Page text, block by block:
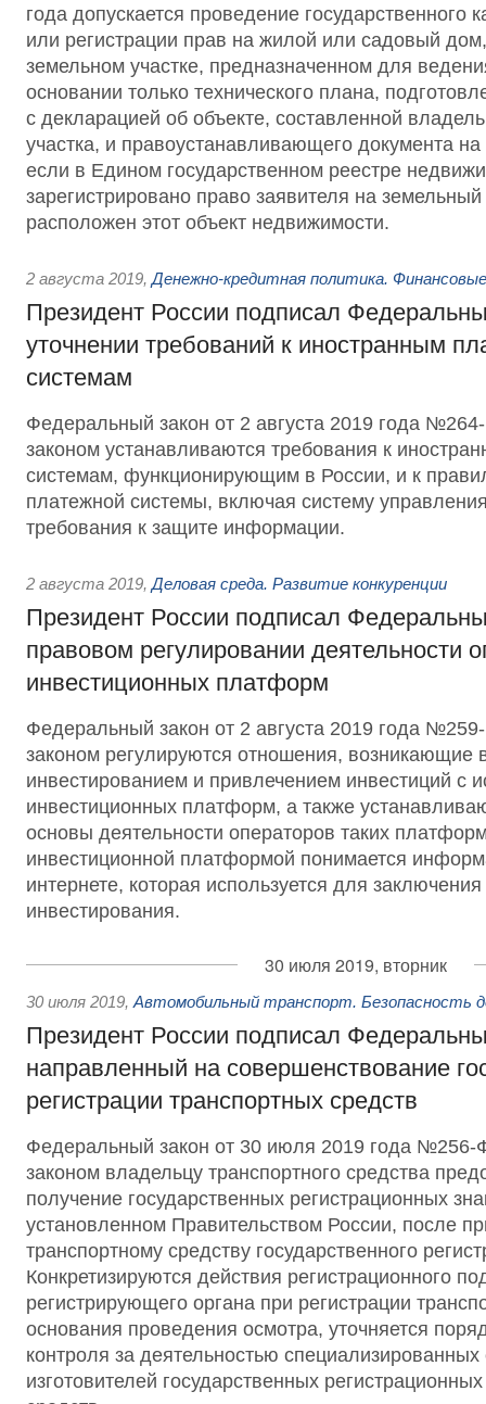
года допускается проведение государственного
или регистрации прав на жилой или садовый
земельном участке, предназначенном для
основании только технического плана,
с декларацией об объекте, составленной
участка, и правоустанавливающего документа
если в Едином государственном реестре
зарегистрировано право заявителя на земельный
расположен этот объект недвижимости.
2 августа 2019, Денежно-кредитная политика.
Президент России подписал
уточнении требований к иностранным
системам
Федеральный закон от 2 августа 2019 года
законом устанавливаются требования к
системам, функционирующим в России, и к
платежной системы, включая систему
требования к защите информации.
2 августа 2019, Деловая среда. Развитие конкуренции
Президент России подписал
правовом регулировании деятельности
инвестиционных платформ
Федеральный закон от 2 августа 2019 года
законом регулируются отношения, возникающие
инвестированием и привлечением инвестиций с
инвестиционных платформ, а также
основы деятельности операторов таких
инвестиционной платформой понимается
интернете, которая используется для
инвестирования.
30 июля 2019, вторник
30 июля 2019, Автомобильный транспорт. Безопасность
Президент России подписал
направленный на совершенствование
регистрации транспортных средств
Федеральный закон от 30 июля 2019 года
законом владельцу транспортного средства
получение государственных регистрационных
установленном Правительством России, после
транспортному средству государственного
Конкретизируются действия регистрационного
регистрирующего органа при регистрации
основания проведения осмотра, уточняется
контроля за деятельностью специализированных
изготовителей государственных